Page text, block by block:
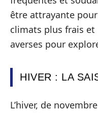
être attrayante
climats plus frais
averses pour
HIVER : LA
L’hiver, de